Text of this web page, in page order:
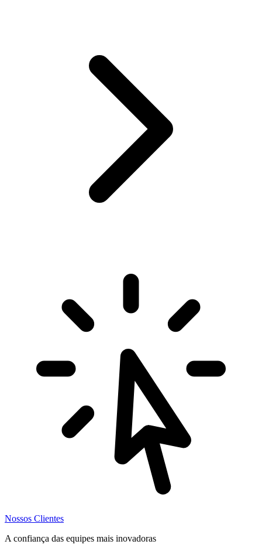
Nossos Clientes
A confiança das equipes mais inovadoras